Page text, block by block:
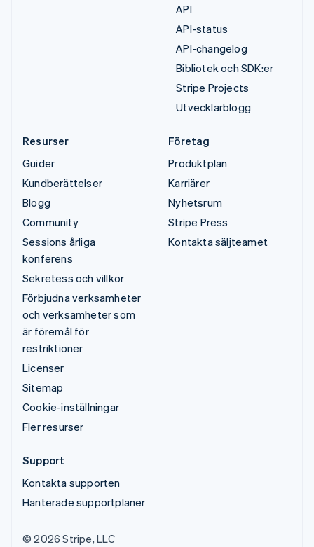
API
API-status
API-changelog
Bibliotek och SDK:er
Stripe Projects
Utvecklarblogg
Resurser
Guider
Kundberättelser
Blogg
Community
Sessions årliga
konferens
Sekretess och villkor
Förbjudna verksamheter
och verksamheter som
är föremål för
restriktioner
Licenser
Sitemap
Cookie-inställningar
Fler resurser
Företag
Produktplan
Karriärer
Nyhetsrum
Stripe Press
Kontakta säljteamet
Support
Kontakta supporten
Hanterade supportplaner
© 2026 Stripe, LLC